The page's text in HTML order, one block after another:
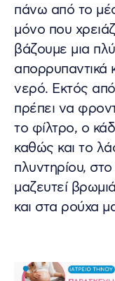
πάνω από το
μόνο που
βάζουμε μια
απορρυπαντικά
νερό. Εκτός
πρέπει να
το φίλτρο, ο
καθώς και το
πλυντηρίου,
μαζευτεί
και στα ρούχα